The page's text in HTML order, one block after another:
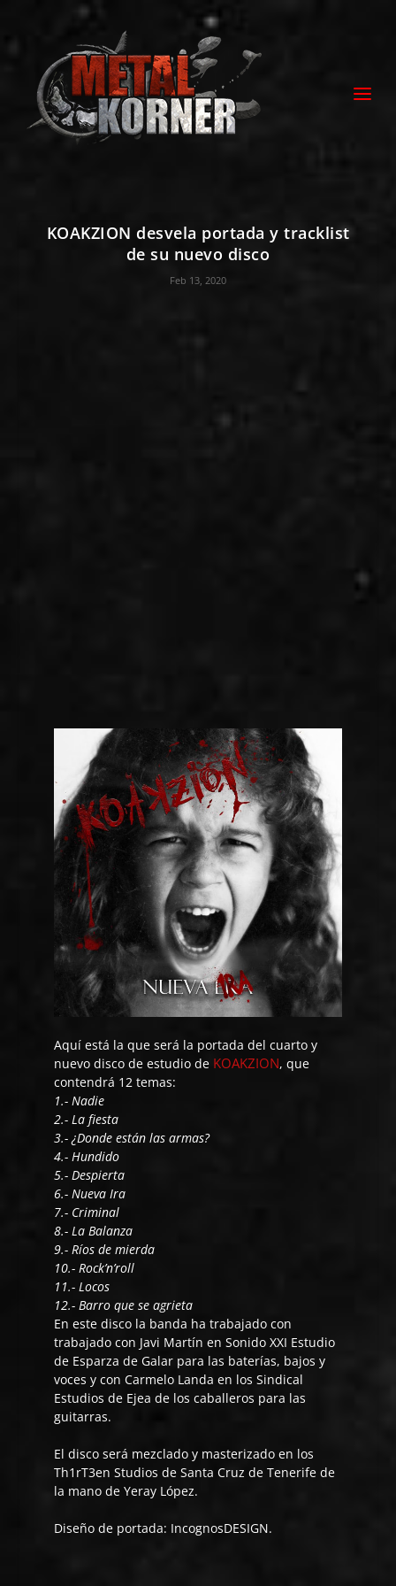
KOAKZION desvela portada y tracklist
de su nuevo disco
Feb 13, 2020
Aquí está la que será la portada del cuarto y
nuevo disco de estudio de KOAKZION, que
contendrá 12 temas:
1.- Nadie
2.- La fiesta
3.- ¿Donde están las armas?
4.- Hundido
5.- Despierta
6.- Nueva Ira
7.- Criminal
8.- La Balanza
9.- Ríos de mierda
10.- Rock’n’roll
11.- Locos
12.- Barro que se agrieta
En este disco la banda ha trabajado con
trabajado con Javi Martín en Sonido XXI Estudio
de Esparza de Galar para las baterías, bajos y
voces y con Carmelo Landa en los Sindical
Estudios de Ejea de los caballeros para las
guitarras.
El disco será mezclado y masterizado en los
Th1rT3en Studios de Santa Cruz de Tenerife de
la mano de Yeray López.
Diseño de portada: IncognosDESIGN.